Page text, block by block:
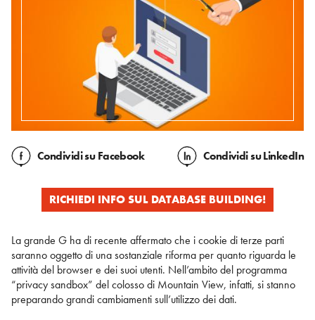
Condividisu Facebook Condividisu LinkedIn
RICHIEDI INFO SUL DATABASE BUILDING!
La grande G ha di recente affermato che i cookie di terze parti
saranno oggetto di una sostanziale riforma per quanto riguarda le
attività del browser e dei suoi utenti. Nell’ambito del programma
“privacy sandbox” del colosso di Mountain View, infatti, si stanno
preparando grandi cambiamenti sull’utilizzo dei dati.